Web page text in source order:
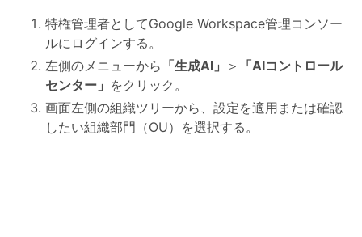
特権管理者としてGoogle Workspace管理コンソー
ルにログインする。
左側のメニューから 「生成AI」 ＞
「AIコントロール
センター」 をクリック。
画面左側の組織ツリーから、設定を適用または確認
したい組織部門（OU）を選択する。